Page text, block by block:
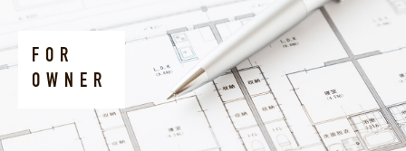
FOR
OWNER